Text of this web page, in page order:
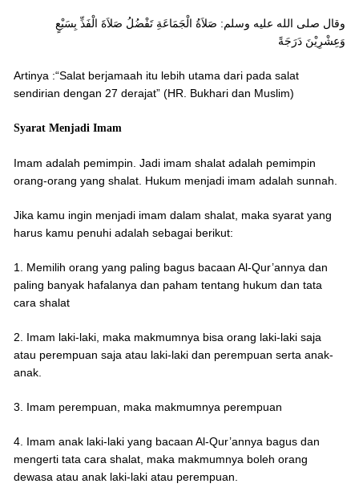
وقال صلى الله عليه وسلم: صَلاَةُ الْجَمَاعَةِ تَفْضُلُ صَلاَةَ الْفَذِّ بِسَبْعٍ
وَعِشْرِيْنَ دَرَجَةً
Artinya :“Salat berjamaah itu lebih utama dari pada salat
sendirian dengan 27 derajat” (HR. Bukhari dan Muslim)
Syarat Menjadi Imam
Imam adalah pemimpin. Jadi imam shalat adalah pemimpin
orang-orang yang shalat. Hukum menjadi imam adalah sunnah.
Jika kamu ingin menjadi imam dalam shalat, maka syarat yang
harus kamu penuhi adalah sebagai berikut:
1. Memilih orang yang paling bagus bacaan Al-Qur’annya dan
paling banyak hafalanya dan paham tentang hukum dan tata
cara shalat
2. Imam laki-laki, maka makmumnya bisa orang laki-laki saja
atau perempuan saja atau laki-laki dan perempuan serta anak-
anak.
3. Imam perempuan, maka makmumnya perempuan
4. Imam anak laki-laki yang bacaan Al-Qur’annya bagus dan
mengerti tata cara shalat, maka makmumnya boleh orang
dewasa atau anak laki-laki atau perempuan.